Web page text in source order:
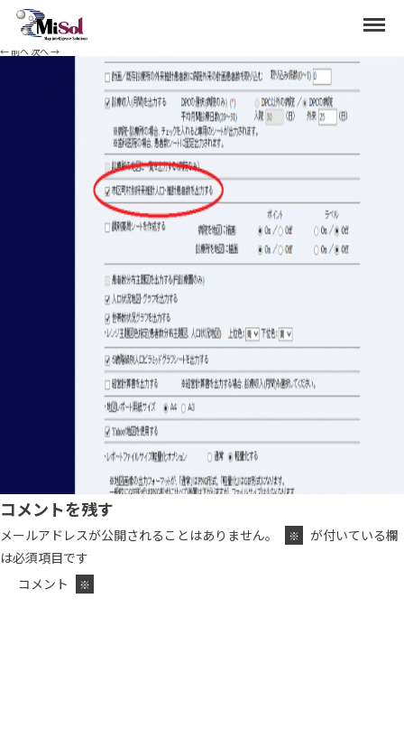
2020年5月12日
← 前へ 次へ →
コメントを残す
メールアドレスが公開されることはありません。 ※
が付いている欄
は必須項目です
コメント
※